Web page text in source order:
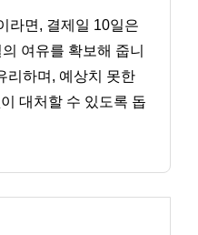
라면, 결제일 10일은
여유를 확보해 줍니
리하며, 예상치 못한
대처할 수 있도록 돕